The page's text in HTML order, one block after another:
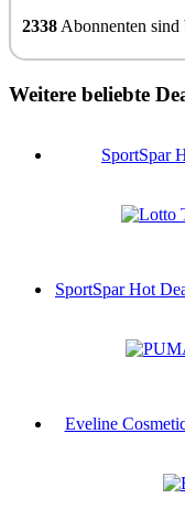
2338 Abonnenten sind
Weitere beliebte
SportSpar
SportSpar Hot
Eveline